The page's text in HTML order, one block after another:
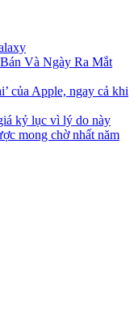
Và Ngày Ra Mắt
của Apple, ngay cả khi
kỷ lục vì lý do này
mong chờ nhất năm